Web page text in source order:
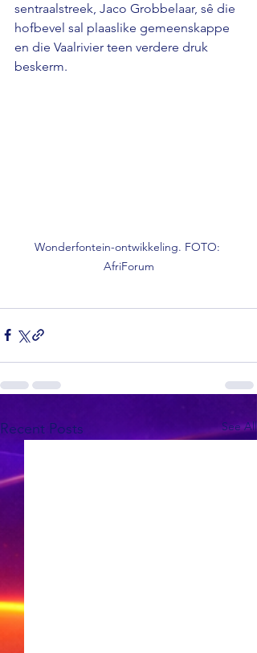
sentraalstreek, Jaco Grobbelaar, sê die
hofbevel sal plaaslike gemeenskappe
en die Vaalrivier teen verdere druk
beskerm.
Wonderfontein-ontwikkeling. FOTO:
AfriForum
Recent Posts See All